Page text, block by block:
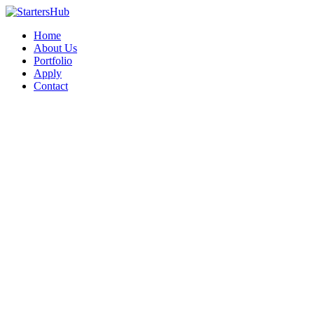
Home
About Us
Portfolio
Apply
Contact